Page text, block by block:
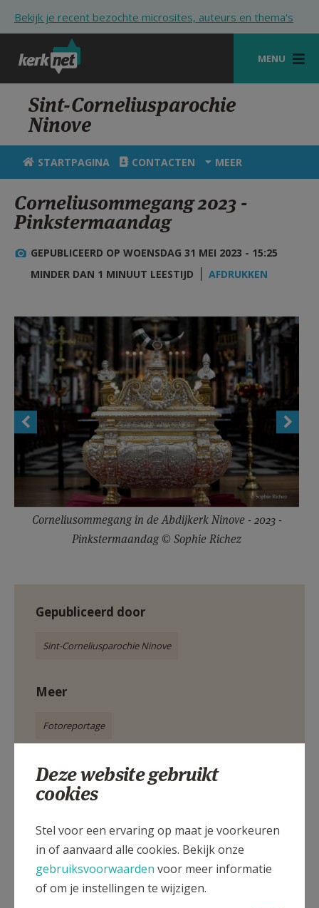
Bekijk je recent bezochte microsites, auteurs en thema's
MENU
STARTPAGINA
KERK
VIERINGEN
ZOEKEN
HULP
STARTPAGINA PORTAAL
AANMELDEN OF REGISTREREN
Sint-Corneliusparochie
Ninove
STARTPAGINA CONTACTEN MEER
Corneliusommegang 2023 -
Pinkstermaandag
GEPUBLICEERD OP WOENSDAG 31 MEI 2023 - 15:25
MINDER DAN 1 MINUUT LEESTIJD
AFDRUKKEN
Corneliusommegang in de Abdijkerk Ninove - 2023 -
Pinkstermaandag © Sophie Richez
Gepubliceerd door
Sint-Corneliusparochie Ninove
Meer
Fotoreportage
Deel dit artikel
Deze website gebruikt
cookies
Stel voor een ervaring op maat je voorkeuren
in of aanvaard alle cookies. Bekijk onze
gebruiksvoorwaarden voor meer informatie
of om je instellingen te wijzigen.